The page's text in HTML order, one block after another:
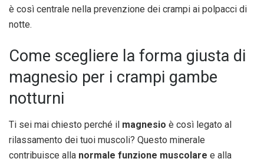
è così centrale nella prevenzione dei crampi ai polpacci di
notte.
Come scegliere la forma giusta di
magnesio per i crampi gambe
notturni
Ti sei mai chiesto perché il magnesio è così legato al
rilassamento dei tuoi muscoli? Questo minerale
contribuisce alla normale funzione muscolare e alla